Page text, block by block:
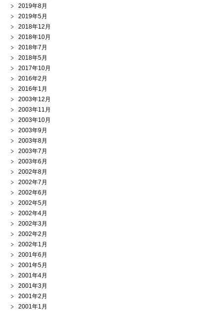
2019年8月
2019年5月
2018年12月
2018年10月
2018年7月
2018年5月
2017年10月
2016年2月
2016年1月
2003年12月
2003年11月
2003年10月
2003年9月
2003年8月
2003年7月
2003年6月
2002年8月
2002年7月
2002年6月
2002年5月
2002年4月
2002年3月
2002年2月
2002年1月
2001年6月
2001年5月
2001年4月
2001年3月
2001年2月
2001年1月